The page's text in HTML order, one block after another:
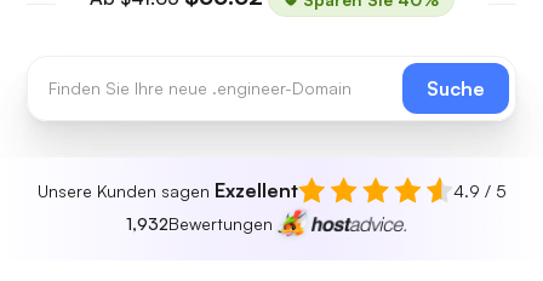
Suche
Unsere Kunden sagen Exzellent
4.9 / 5
1,932Bewertungen